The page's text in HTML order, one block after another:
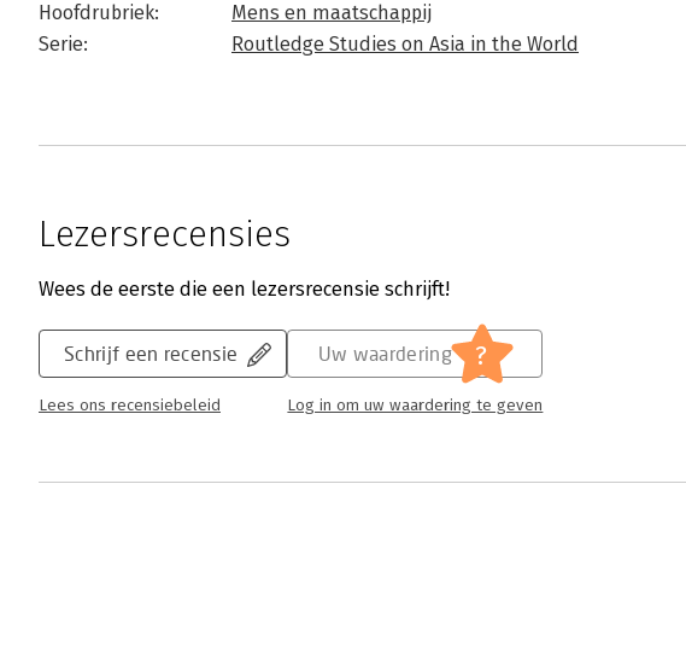
Hoofdrubriek:
Mens en maatschappij
Serie:
Routledge Studies on Asia in the World
Lezersrecensies
Wees de eerste die een lezersrecensie schrijft!
Schrijf een recensie
Lees ons recensiebeleid
Uw waardering ?
Log in om uw waardering te geven